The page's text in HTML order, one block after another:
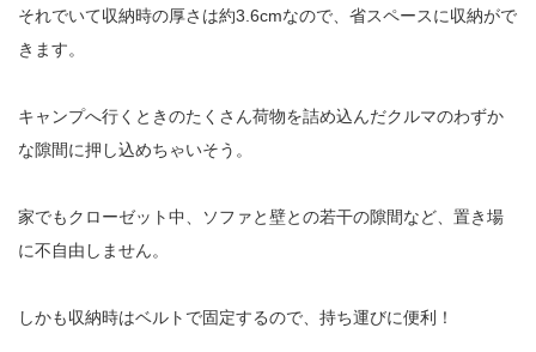
それでいて収納時の厚さは約3.6cmなので、省スペースに収納がで
きます。
キャンプへ行くときのたくさん荷物を詰め込んだクルマのわずか
な隙間に押し込めちゃいそう。
家でもクローゼット中、ソファと壁との若干の隙間など、置き場
に不自由しません。
しかも収納時はベルトで固定するので、持ち運びに便利！